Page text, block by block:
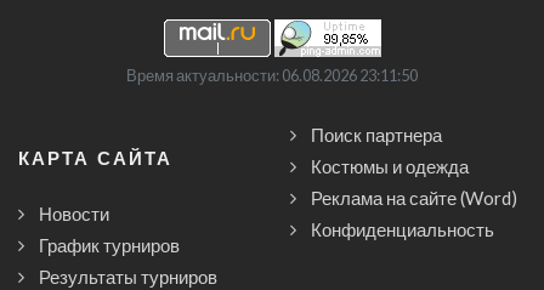
Время актуальности: 06.08.2026 23:11:50
КАРТА САЙТА
Новости
График турниров
Результаты турниров
Поиск партнера
Костюмы и одежда
Реклама на сайте (Word)
Конфиденциальность